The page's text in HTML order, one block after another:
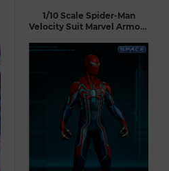
1/10 Scale Spider-Man
Velocity Suit Marvel Armory
Spider-Man)